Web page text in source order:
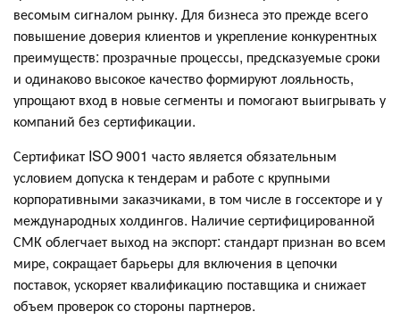
весомым сигналом рынку. Для бизнеса это прежде всего
повышение доверия клиентов и укрепление конкурентных
преимуществ: прозрачные процессы, предсказуемые сроки
и одинаково высокое качество формируют лояльность,
упрощают вход в новые сегменты и помогают выигрывать у
компаний без сертификации.
Сертификат ISO 9001 часто является обязательным
условием допуска к тендерам и работе с крупными
корпоративными заказчиками, в том числе в госсекторе и у
международных холдингов. Наличие сертифицированной
СМК облегчает выход на экспорт: стандарт признан во всем
мире, сокращает барьеры для включения в цепочки
поставок, ускоряет квалификацию поставщика и снижает
объем проверок со стороны партнеров.